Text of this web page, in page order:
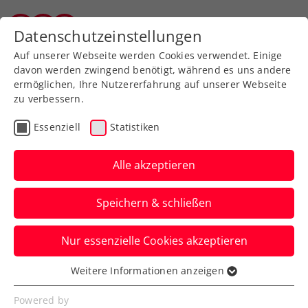
Zurück zur Newsübersicht
Rollstuhltennis
(Fast) alles live:
Startschuss zu win2day
Open – Die Tennis-
Staatsmeisterschaften
Ab dem ersten Spieltag wird unter
Datenschutzeinstellungen
Auf unserer Webseite werden Cookies verwendet. Einige
davon werden zwingend benötigt, während es uns andere
ermöglichen, Ihre Nutzererfahrung auf unserer Webseite
zu verbessern.
Essenziell Statistiken
Alle akzeptieren
Speichern & schließen
Nur essenzielle Cookies akzeptieren
Essenziell
Essenzielle Cookies werden für grundlegende
Weitere Informationen anzeigen
Powered by